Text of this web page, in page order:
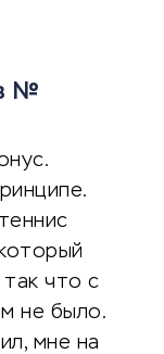
№
что с
не было.
мне на